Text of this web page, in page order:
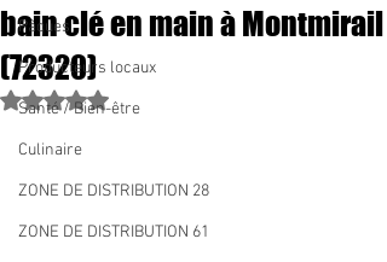
Pâques
Producteurs locaux
Santé / Bien-être
Culinaire
ZONE DE DISTRIBUTION 28
ZONE DE DISTRIBUTION 61
bain clé en main à Montmirail
(72320)
Noté NaN étoiles sur 5.